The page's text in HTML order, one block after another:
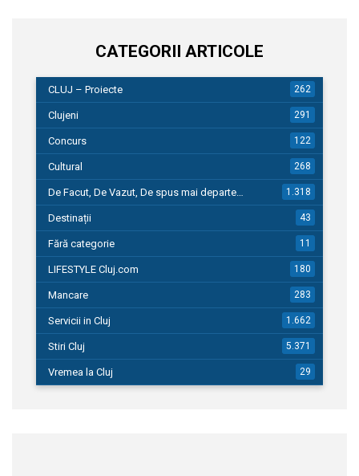
CATEGORII ARTICOLE
CLUJ – Proiecte 262
Clujeni 291
Concurs 122
Cultural 268
De Facut, De Vazut, De spus mai departe… 1.318
Destinații 43
Fără categorie 11
LIFESTYLE Cluj.com 180
Mancare 283
Servicii in Cluj 1.662
Stiri Cluj 5.371
Vremea la Cluj 29